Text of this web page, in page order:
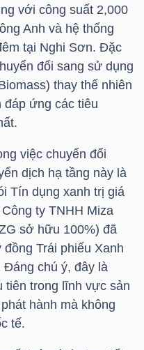
với công suất 2,000
Anh và hệ thống
tại Nghi Sơn. Đặc
đổi sang sử dụng
thay thế nhiên
đáp ứng các tiêu
việc chuyển đổi
dịch hạ tầng này là
Tín dụng xanh trị giá
ty TNHH Miza
sở hữu 100%) đã
Trái phiếu Xanh
chú ý, đây là
tiên trong lĩnh vực sản
hành mà không
tế.
Chứng chỉ quỹ